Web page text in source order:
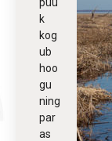
k
kog
ub
hoo
gu
ning
par
as